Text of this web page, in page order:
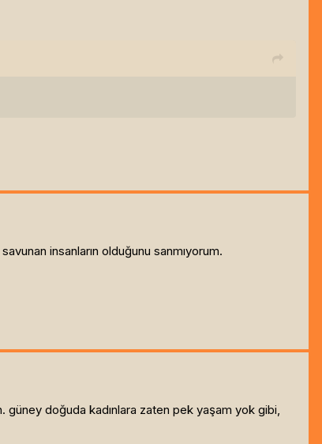
insanların olduğunu sanmıyorum.
güney doğuda kadınlara zaten pek yaşam yok gibi,